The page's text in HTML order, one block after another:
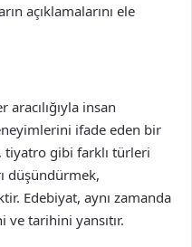
açıklamalarını ele
aracılığıyla insan
ifade eden bir
tiyatro gibi farklı türleri
düşündürmek,
Edebiyat, aynı zamanda
tarihini yansıtır.